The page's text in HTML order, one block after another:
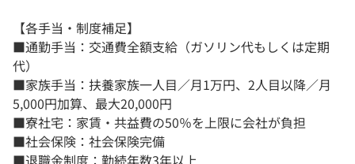
【各手当・制度補足】
■通勤手当：交通費全額支給（ガソリン代もしくは定期
代）
■家族手当：扶養家族一人目／月1万円、2人目以降／月
5,000円加算、最大20,000円
■寮社宅：家賃・共益費の50％を上限に会社が負担
■社会保険：社会保険完備
■退職金制度：勤続年数3年以上